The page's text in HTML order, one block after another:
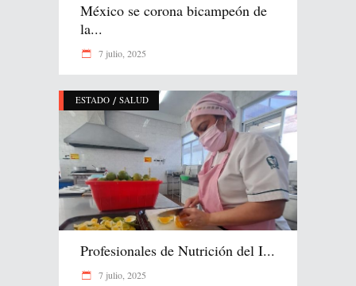
México se corona bicampeón de
la...
7 julio, 2025
ESTADO / SALUD
Profesionales de Nutrición del I...
7 julio, 2025